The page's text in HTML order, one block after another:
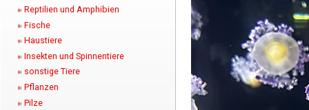
Reptilien und Amphibien
Fische
Haustiere
Insekten und Spinnentiere
sonstige Tiere
Pflanzen
Pilze